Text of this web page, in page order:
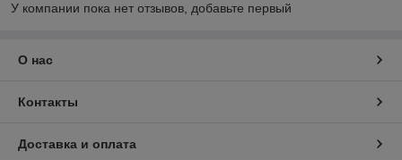
У компании пока нет отзывов, добавьте первый
О нас
Контакты
Доставка и оплата